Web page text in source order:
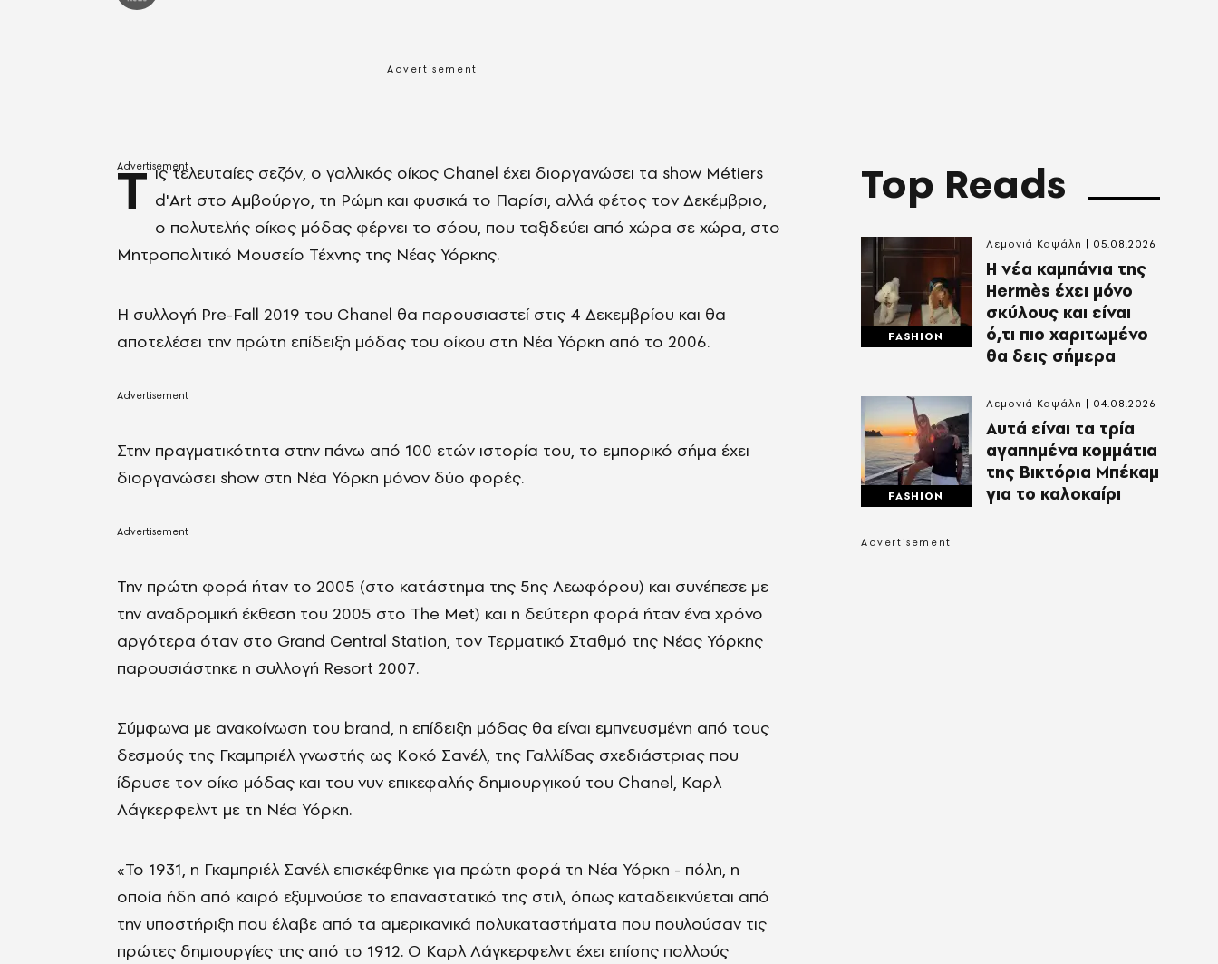
Τ ις τελευταίες σεζόν, ο γαλλικός οίκος Chanel έχει διοργανώσει τα show Métiers
d'Art στο Αμβούργο, τη Ρώμη και φυσικά το Παρίσι, αλλά φέτος τον Δεκέμβριο,
ο πολυτελής οίκος μόδας φέρνει το σόου, που ταξιδεύει από χώρα σε χώρα, στο
Μητροπολιτικό Μουσείο Τέχνης της Νέας Υόρκης.
Η συλλογή Pre-Fall 2019 του Chanel θα παρουσιαστεί στις 4 Δεκεμβρίου και θα
αποτελέσει την πρώτη επίδειξη μόδας του οίκου στη Νέα Υόρκη από το 2006.
Στην πραγματικότητα στην πάνω από 100 ετών ιστορία του, το εμπορικό σήμα έχει
διοργανώσει show στη Νέα Υόρκη μόνον δύο φορές.
Την πρώτη φορά ήταν το 2005 (στο κατάστημα της 5ης Λεωφόρου) και συνέπεσε με
την αναδρομική έκθεση του 2005 στο The Met) και η δεύτερη φορά ήταν ένα χρόνο
αργότερα όταν στο Grand Central Station, τον Τερματικό Σταθμό της Νέας Υόρκης
παρουσιάστηκε η συλλογή Resort 2007.
Σύμφωνα με ανακοίνωση του brand, η επίδειξη μόδας θα είναι εμπνευσμένη από τους
δεσμούς της Γκαμπριέλ γνωστής ως Κοκό Σανέλ, της Γαλλίδας σχεδιάστριας που
ίδρυσε τον οίκο μόδας και του νυν επικεφαλής δημιουργικού του Chanel, Καρλ
Λάγκερφελντ με τη Νέα Υόρκη.
«Το 1931, η Γκαμπριέλ Σανέλ επισκέφθηκε για πρώτη φορά τη Νέα Υόρκη - πόλη, η
οποία ήδη από καιρό εξυμνούσε το επαναστατικό της στιλ, όπως καταδεικνύεται από
την υποστήριξη που έλαβε από τα αμερικανικά πολυκαταστήματα που πουλούσαν τις
πρώτες δημιουργίες της από το 1912. Ο Καρλ Λάγκερφελντ έχει επίσης πολλούς
Top Reads
FASHION
Η νέα καμπάνια της
Hermès έχει μόνο
σκύλους και είναι
ό,τι πιο χαριτωμένο
θα δεις σήμερα
Λεμονιά Καψάλη 05.08.2026
FASHION
Αυτά είναι τα τρία
αγαπημένα κομμάτια
της Βικτόρια Μπέκαμ
για το καλοκαίρι
Λεμονιά Καψάλη 04.08.2026